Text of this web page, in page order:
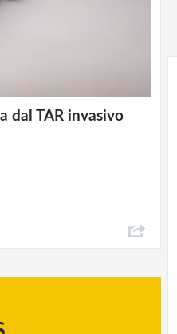
dal TAR invasivo